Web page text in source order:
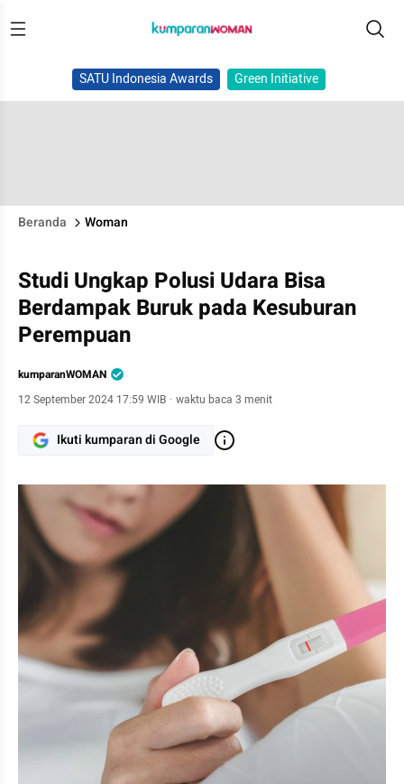
SATU Indonesia Awards Green Initiative
Beranda Woman
Studi Ungkap Polusi Udara Bisa
Berdampak Buruk pada Kesuburan
Perempuan
kumparanWOMAN
12 September 2024 17:59 WIB · waktu baca 3 menit
Ikuti kumparan di Google